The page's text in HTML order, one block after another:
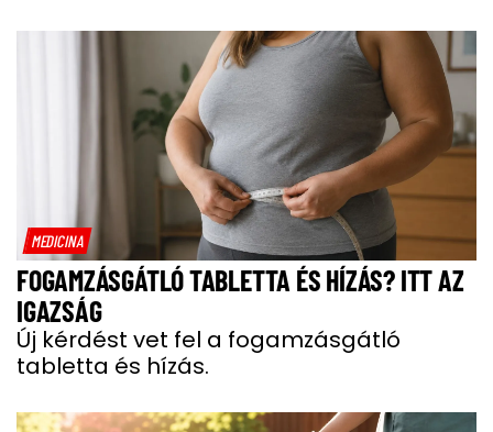
MEDICINA
FOGAMZÁSGÁTLÓ TABLETTA ÉS HÍZÁS? ITT AZ
IGAZSÁG
Új kérdést vet fel a fogamzásgátló
tabletta és hízás.